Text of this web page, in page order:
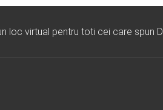
virtual pentru toti cei care spun